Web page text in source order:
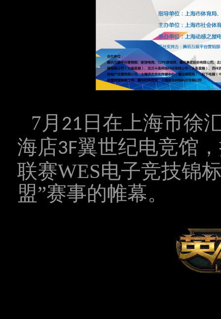
7月 21 日在上海市徐
海店3F翼世纪电竞馆
联赛WES电子竞技锦
盟”赛事的帷幕。